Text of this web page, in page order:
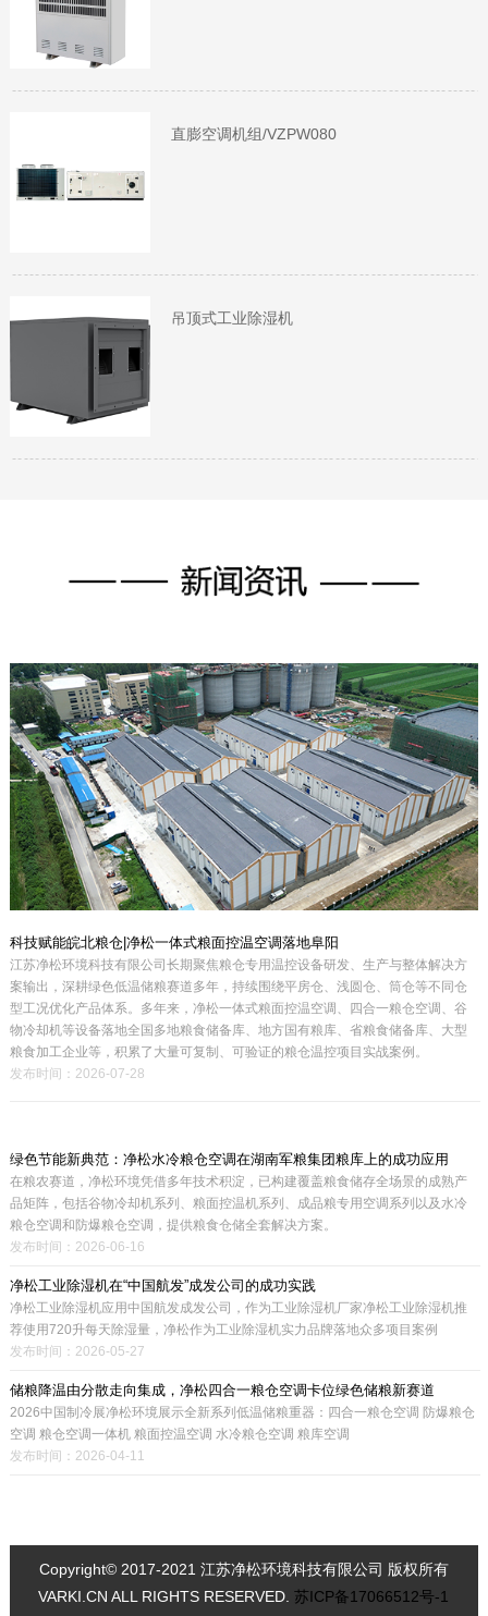
直膨空调机组/VZPW080
吊顶式工业除湿机
科技赋能皖北粮仓|净松一体式粮面控温空调落地阜阳
江苏净松环境科技有限公司长期聚焦粮仓专用温控设备研发、生产与整体解决方
案输出，深耕绿色低温储粮赛道多年，持续围绕平房仓、浅圆仓、筒仓等不同仓
型工况优化产品体系。多年来，净松一体式粮面控温空调、四合一粮仓空调、谷
物冷却机等设备落地全国多地粮食储备库、地方国有粮库、省粮食储备库、大型
粮食加工企业等，积累了大量可复制、可验证的粮仓温控项目实战案例。
发布时间：2026-07-28
绿色节能新典范：净松水冷粮仓空调在湖南军粮集团粮库上的成功应用
在粮农赛道，净松环境凭借多年技术积淀，已构建覆盖粮食储存全场景的成熟产
品矩阵，包括谷物冷却机系列、粮面控温机系列、成品粮专用空调系列以及水冷
粮仓空调和防爆粮仓空调，提供粮食仓储全套解决方案。
发布时间：2026-06-16
净松工业除湿机在“中国航发”成发公司的成功实践
净松工业除湿机应用中国航发成发公司，作为工业除湿机厂家净松工业除湿机推
荐使用720升每天除湿量，净松作为工业除湿机实力品牌落地众多项目案例
发布时间：2026-05-27
储粮降温由分散走向集成，净松四合一粮仓空调卡位绿色储粮新赛道
2026中国制冷展净松环境展示全新系列低温储粮重器：四合一粮仓空调 防爆粮仓
空调 粮仓空调一体机 粮面控温空调 水冷粮仓空调 粮库空调
发布时间：2026-04-11
Copyright© 2017-2021 江苏净松环境科技有限公司 版权所有
VARKI.CN ALL RIGHTS RESERVED.苏ICP备17066512号-1